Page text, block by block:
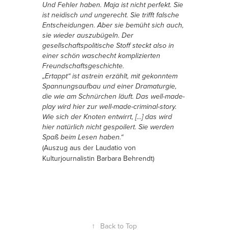
Und Fehler haben. Maja ist nicht perfekt. Sie
ist neidisch und ungerecht. Sie trifft falsche
Entscheidungen. Aber sie bemüht sich auch,
sie wieder auszubügeln. Der
gesellschaftspolitische Stoff steckt also in
einer schön waschecht komplizierten
Freundschaftsgeschichte.
„Ertappt“ ist astrein erzählt, mit gekonntem
Spannungsaufbau und einer Dramaturgie,
die wie am Schnürchen läuft. Das well-made-
play wird hier zur well-made-criminal-story.
Wie sich der Knoten entwirrt, [...] das wird
hier natürlich nicht gespoilert. Sie werden
Spaß beim Lesen haben.“
(Auszug aus der Laudatio von
Kulturjournalistin Barbara Behrendt)
↑ Back to Top